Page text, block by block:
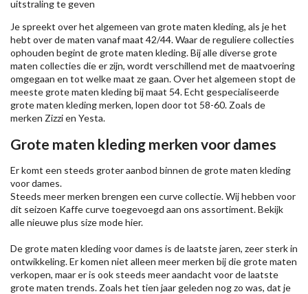
uitstraling te geven
Je spreekt over het algemeen van grote maten kleding, als je het
hebt over de maten vanaf maat 42/44. Waar de reguliere collecties
ophouden begint de grote maten kleding. Bij alle diverse grote
maten collecties die er zijn, wordt verschillend met de maatvoering
omgegaan en tot welke maat ze gaan. Over het algemeen stopt de
meeste grote maten kleding bij maat 54. Echt gespecialiseerde
grote maten kleding merken, lopen door tot 58-60. Zoals de
merken Zizzien Yesta.
Grote maten kleding merken voor dames
Er komt een steeds groter aanbod binnen de grote maten kleding
voor dames.
Steeds meer merken brengen een curve collectie. Wij hebben voor
dit seizoen Kaffecurve toegevoegd aan ons assortiment. Bekijk
alle nieuweplus size modehier.
De grote maten kleding voor dames is de laatste jaren, zeer sterk in
ontwikkeling. Er komen niet alleen meer merken bij die grote maten
verkopen, maar er is ook steeds meer aandacht voor de laatste
grote maten trends. Zoals het tien jaar geleden nog zo was, dat je